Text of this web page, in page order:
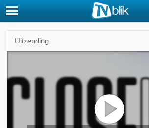
Uitzending